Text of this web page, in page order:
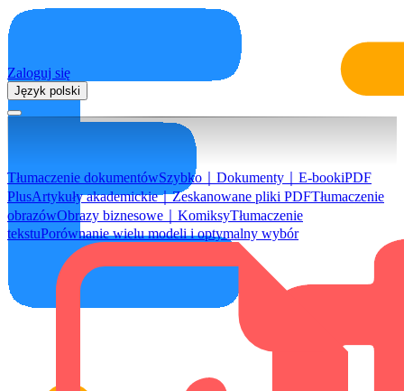
Zaloguj się
Język polski
Tłumaczenie dokumentówSzybko｜Dokumenty｜E-bookiPDF
PlusArtykuły akademickie｜Zeskanowane pliki PDFTłumaczenie
obrazówObrazy biznesowe｜KomiksyTłumaczenie
tekstuPorównanie wielu modeli i optymalny wybór